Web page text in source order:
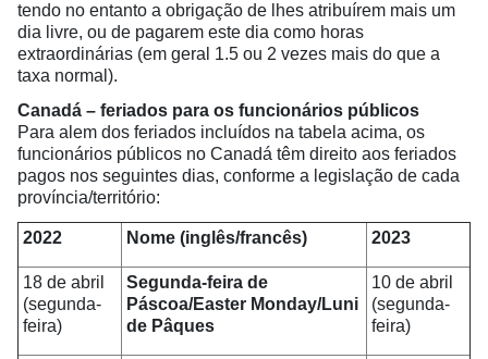
tendo no entanto a obrigação de lhes atribuírem mais um
dia livre, ou de pagarem este dia como horas
extraordinárias (em geral 1.5 ou 2 vezes mais do que a
taxa normal).
Canadá – feriados para os funcionários públicos
Para alem dos feriados incluídos na tabela acima, os
funcionários públicos no Canadá têm direito aos feriados
pagos nos seguintes dias, conforme a legislação de cada
província/território:
2022 Nome (inglês/francês) 2023
18 de abril
(segunda-
feira)
Segunda-feira de
Páscoa/Easter Monday/Luni
de Pâques
10 de abril
(segunda-
feira)